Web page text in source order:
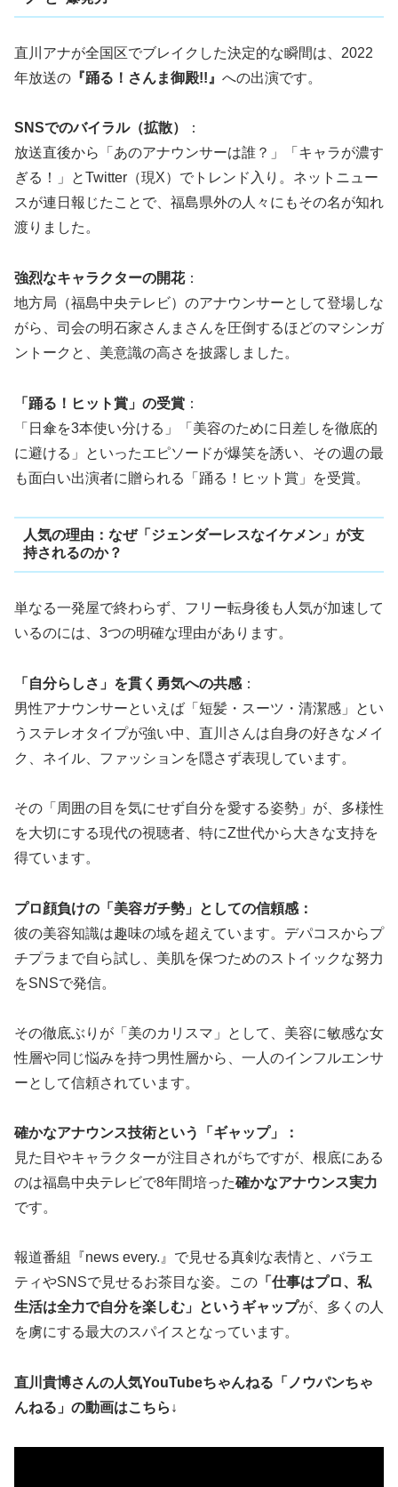
直川アナが全国区でブレイクした決定的な瞬間は、2022
年放送の 『踊る！さんま御殿!!』 への出演です。
SNSでのバイラル（拡散）
：
放送直後から「あのアナウンサーは誰？」「キャラが濃す
ぎる！」とTwitter（現X）でトレンド入り。ネットニュー
スが連日報じたことで、福島県外の人々にもその名が知れ
渡りました。
強烈なキャラクターの開花：
地方局（福島中央テレビ）のアナウンサーとして登場しな
がら、司会の明石家さんまさんを圧倒するほどのマシンガ
ントークと、美意識の高さを披露しました。
「踊る！ヒット賞」の受賞 ：
「日傘を3本使い分ける」「美容のために日差しを徹底的
に避ける」といったエピソードが爆笑を誘い、その週の最
も面白い出演者に贈られる「踊る！ヒット賞」を受賞。
人気の理由：なぜ「ジェンダーレスなイケメン」が支
持されるのか？
単なる一発屋で終わらず、フリー転身後も人気が加速して
いるのには、3つの明確な理由があります。
「自分らしさ」を貫く勇気への共感 ：
男性アナウンサーといえば「短髪・スーツ・清潔感」とい
うステレオタイプが強い中、直川さんは自身の好きなメイ
ク、ネイル、ファッションを隠さず表現しています。
その「周囲の目を気にせず自分を愛する姿勢」が、多様性
を大切にする現代の視聴者、特にZ世代から大きな支持を
得ています。
プロ顔負けの「美容ガチ勢」としての信頼感：
彼の美容知識は趣味の域を超えています。デパコスからプ
チプラまで自ら試し、美肌を保つためのストイックな努力
をSNSで発信。
その徹底ぶりが「美のカリスマ」として、美容に敏感な女
性層や同じ悩みを持つ男性層から、一人のインフルエンサ
ーとして信頼されています。
確かなアナウンス技術という「ギャップ」：
見た目やキャラクターが注目されがちですが、根底にある
のは福島中央テレビで8年間培った確かなアナウンス実力
です。
報道番組『news every.』で見せる真剣な表情と、バラエ
ティやSNSで見せるお茶目な姿。この 「仕事はプロ、私
生活は全力で自分を楽しむ」というギャップが、多くの人
を虜にする最大のスパイスとなっています。
直川貴博さんの人気YouTubeちゃんねる「ノウパンちゃ
んねる」の動画はこちら↓